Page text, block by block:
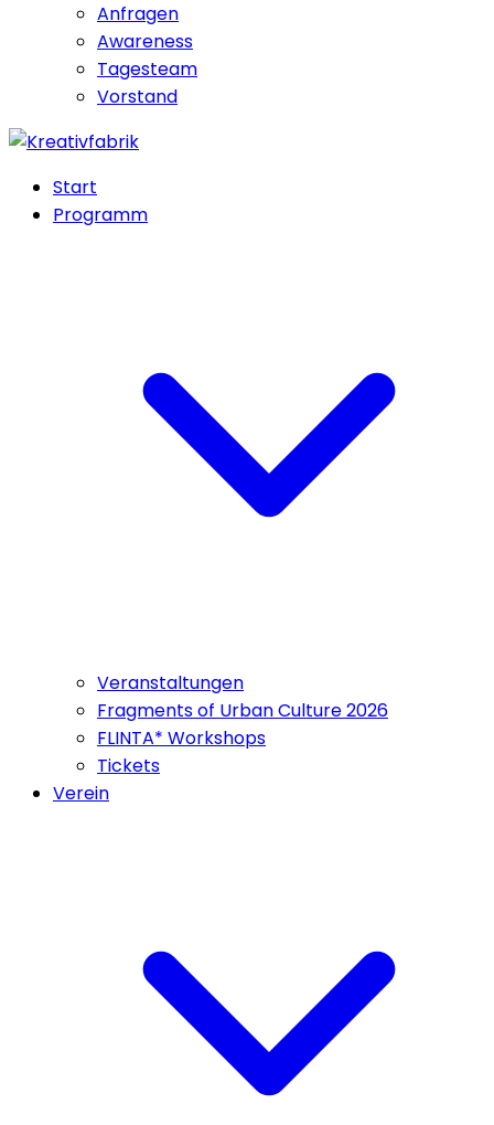
Anfragen
Awareness
Tagesteam
Vorstand
Start
Programm
Veranstaltungen
Fragments of Urban Culture 2026
FLINTA* Workshops
Tickets
Verein